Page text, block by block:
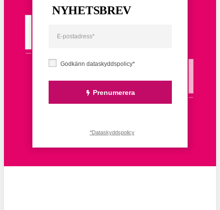
Godkänn dataskyddspolicy*
Prenumerera
NYHETSBREV
*Dataskyddspolicy